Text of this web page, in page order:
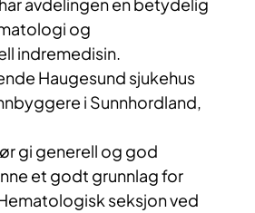
avdelingen en betydelig
og
indremedisin.
Haugesund sjukehus
i Sunnhordland,
gi generell og god
et godt grunnlag for
seksjon ved